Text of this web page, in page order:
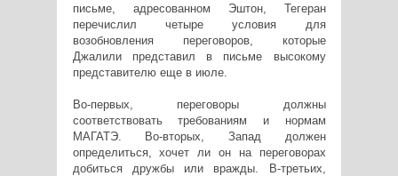
письме, адресованном Эштон, Тегеран
перечислил четыре условия для
возобновления переговоров, которые
Джалили представил в письме высокому
представителю еще в июле.
Во-первых, переговоры должны
соответствовать требованиям и нормам
МАГАТЭ. Во-вторых, Запад должен
определиться, хочет ли он на переговорах
добиться дружбы или вражды. В-третьих,